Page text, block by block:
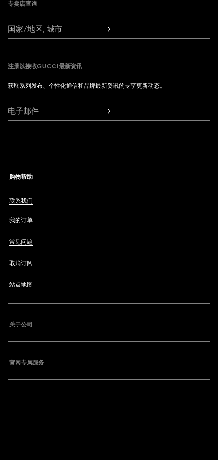
专卖店查询
国家/地区, 城市
注册以接收GUCCI最新资讯
获取系列发布、个性化通信和品牌最新资讯的专享更新动态。
电子邮件
购物帮助
联系我们
我的订单
常见问题
取消订阅
站点地图
关于公司
官网专属服务